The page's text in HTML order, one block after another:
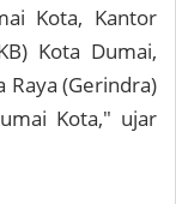
Kota, Kantor
Kota Dumai,
Raya (Gerindra)
Kota," ujar